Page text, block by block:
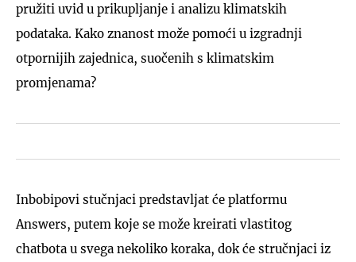
pružiti uvid u prikupljanje i analizu klimatskih
podataka. Kako znanost može pomoći u izgradnji
otpornijih zajednica, suočenih s klimatskim
promjenama?
Inbobipovi stučnjaci predstavljat će platformu
Answers, putem koje se može kreirati vlastitog
chatbota u svega nekoliko koraka, dok će stručnjaci iz